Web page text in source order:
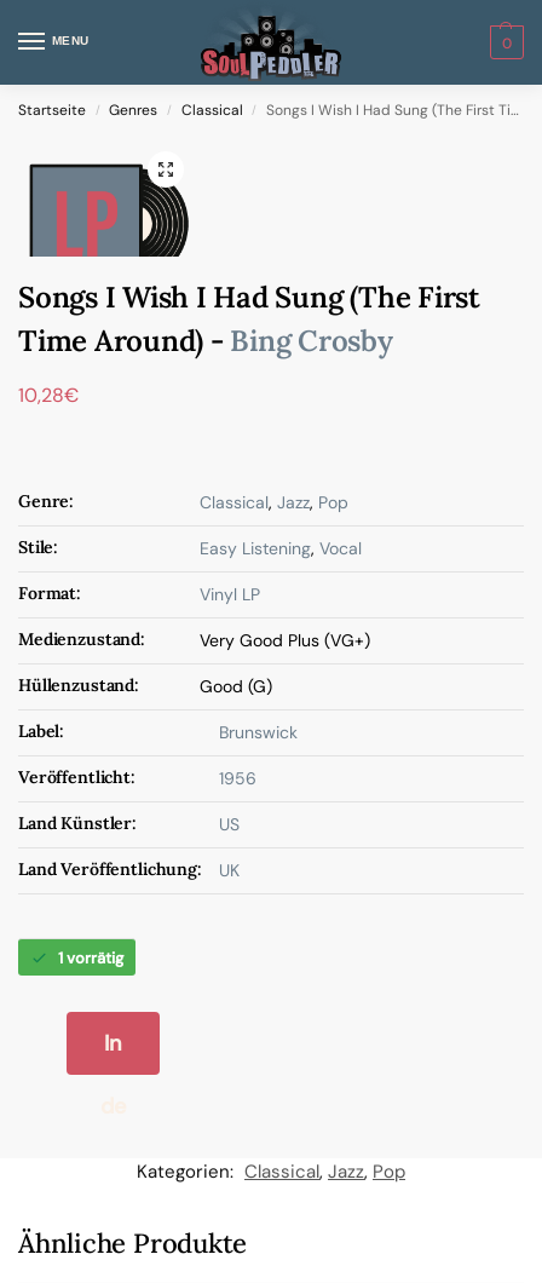
MENU 0
Startseite / Genres / Classical / Songs I Wish I Had Sung (The First Time Around)
Songs I Wish I Had Sung (The First
Time Around) - Bing Crosby
10,28€
Genre: Classical, Jazz, Pop
Stile: Easy Listening, Vocal
Format: Vinyl LP
Medienzustand: Very Good Plus (VG+)
Hüllenzustand: Good (G)
Label: Brunswick
Veröffentlicht: 1956
Land Künstler: US
Land Veröffentlichung: UK
1 vorrätig
In
W
Kategorien: Classical, Jazz, Pop
Ähnliche Produkte